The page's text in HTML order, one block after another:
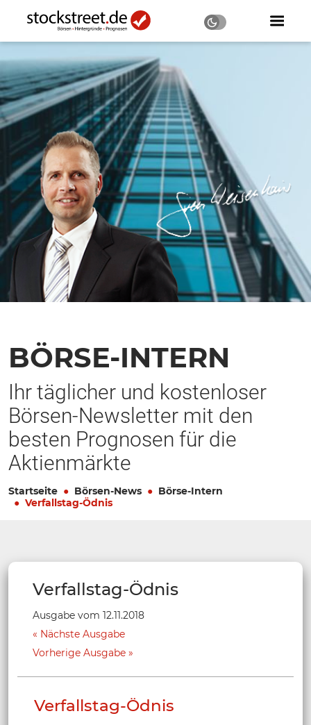
BÖRSE-INTERN
Ihr täglicher und kostenloser
Börsen-Newsletter mit den
besten Prognosen für die
Aktienmärkte
Startseite Börsen-News
Börse-Intern
Verfallstag-Ödnis
Verfallstag-Ödnis
Ausgabe vom 12.11.2018
Nächste Ausgabe
Vorherige Ausgabe
Verfallstag-Ödnis